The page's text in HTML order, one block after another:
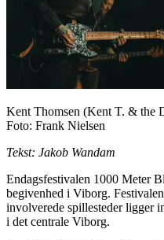
Kent Thomsen (Kent T. & the
Foto: Frank Nielsen
Tekst: Jakob Wandam
Endagsfestivalen 1000 Meter
begivenhed i Viborg.
involverede spillesteder ligger
i det centrale Viborg.